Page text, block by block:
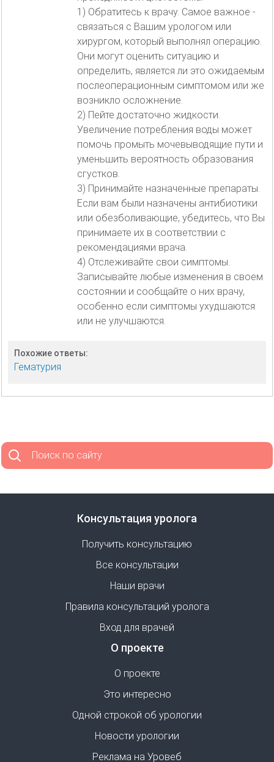
1) Обратитесь к врачу. Самое важное -
связаться с Вашим урологом или
хирургом, который выполнял операцию.
Они могут оценить ситуацию и
определить, является ли это ожидаемым
послеоперационным симптомом или же
возникло осложнение.
2) Пейте достаточно жидкости.
Увеличение потребления воды может
помочь промыть мочевыводящие пути и
уменьшить вероятность образования
сгустков.
3) Принимайте назначенные препараты.
Если вам были назначены антибиотики
или обезболивающие, убедитесь, что Вы
принимаете их в соответствии с
рекомендациями врача.
4) Отслеживайте свои симптомы.
Записывайте любые изменения в своем
состоянии и сообщайте о них врачу,
особенно если симптомы ухудшаются
или не улучшаются.
Похожие ответы:
Гематурия
Поиск по сайту
Консультация уролога
Получить консультацию
Все консультации
Наши врачи
Правила консультаций уролога
Вход для врачей
О проекте
О проекте
Это интересно
Одной строкой об урологии
Новости урологии
Реклама на Уровеб